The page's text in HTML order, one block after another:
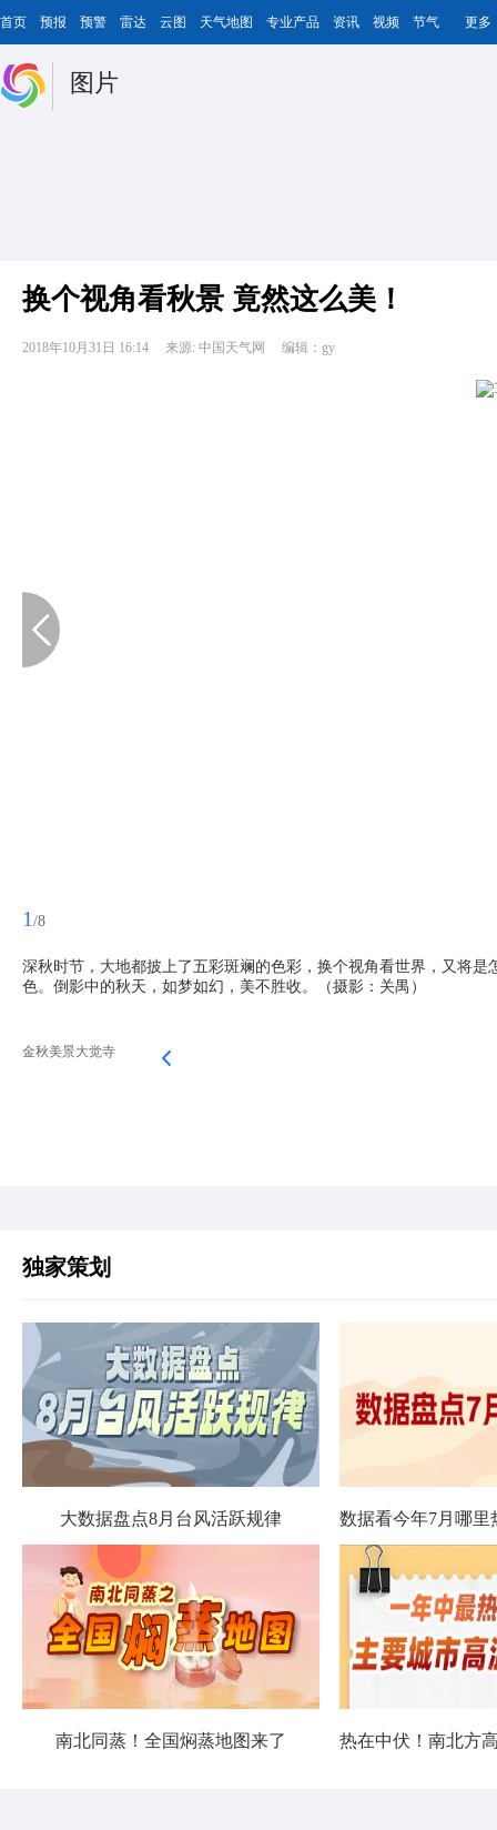
首页 预报 预警 雷达 云图 天气地图 专业产品 资讯 视频 节气 更多
图片
换个视角看秋景 竟然这么美！
2018年10月31日 16:14 来源: 中国天气网 编辑：gy
1 /8
深秋时节，大地都披上了五彩斑斓的色彩，换个视角看世界，又将
色。倒影中的秋天，如梦如幻，美不胜收。（摄影：关禺）
金秋美景大觉寺
独家策划
大数据盘点8月台风活跃规律
南北同蒸！全国焖蒸地图来了